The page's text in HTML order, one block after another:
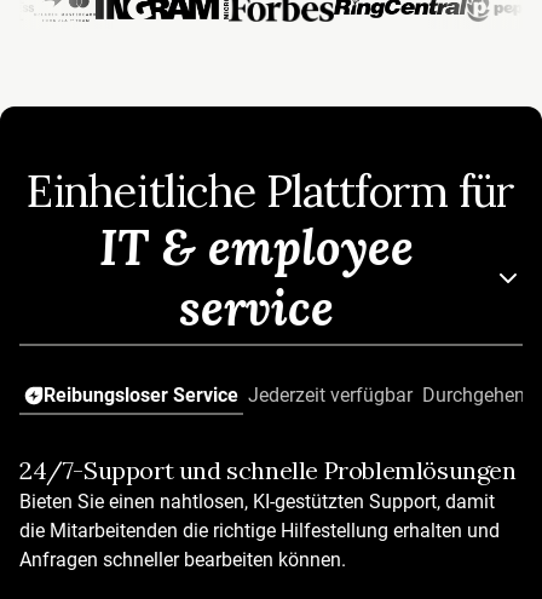
Einheitliche Plattform für
IT & employee
service
Reibungsloser Service Jederzeit verfügbar
24/7-Support und schnelle Problemlösungen
Bieten Sie einen nahtlosen, KI-gestützten Support, damit
die Mitarbeitenden die richtige Hilfestellung erhalten und
Anfragen schneller bearbeiten können.
KI, die von Anfang an funktioniert
Sofort einsatzbereite, branchenübergreifende KI-Agenten
Über 50 vordefinierte Workflows und Automatisierungen
Selbstlernende KI-Agenten